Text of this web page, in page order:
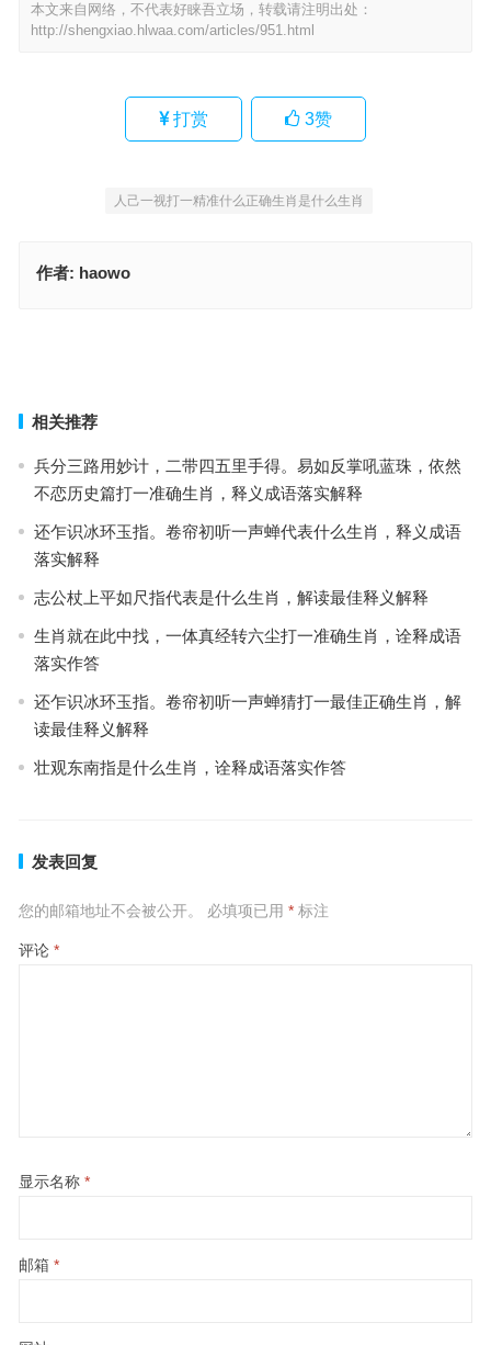
本文来自网络，不代表好睐吾立场，转载请注明出处：
http://shengxiao.hlwaa.com/articles/951.html
打赏 3赞
人己一视打一精准什么正确生肖是什么生肖
作者: haowo
相关推荐
兵分三路用妙计，二带四五里手得。易如反掌吼蓝珠，依然
不恋历史篇打一准确生肖，释义成语落实解释
还乍识冰环玉指。卷帘初听一声蝉代表什么生肖，释义成语
落实解释
志公杖上平如尺指代表是什么生肖，解读最佳释义解释
生肖就在此中找，一体真经转六尘打一准确生肖，诠释成语
落实作答
还乍识冰环玉指。卷帘初听一声蝉猜打一最佳正确生肖，解
读最佳释义解释
壮观东南指是什么生肖，诠释成语落实作答
发表回复
您的邮箱地址不会被公开。 必填项已用 *标注
评论 *
显示名称 *
邮箱 *